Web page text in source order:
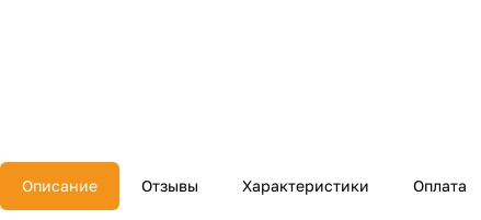
Описание Отзывы Характеристики Оплата